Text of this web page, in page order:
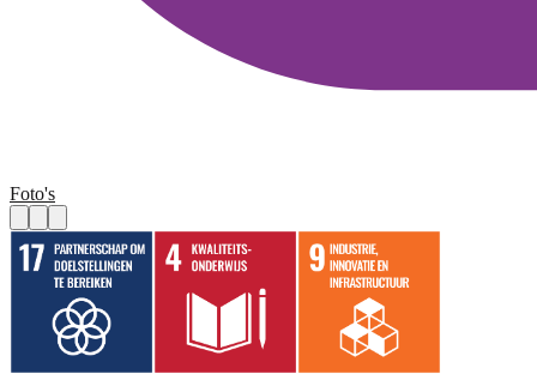
Foto's